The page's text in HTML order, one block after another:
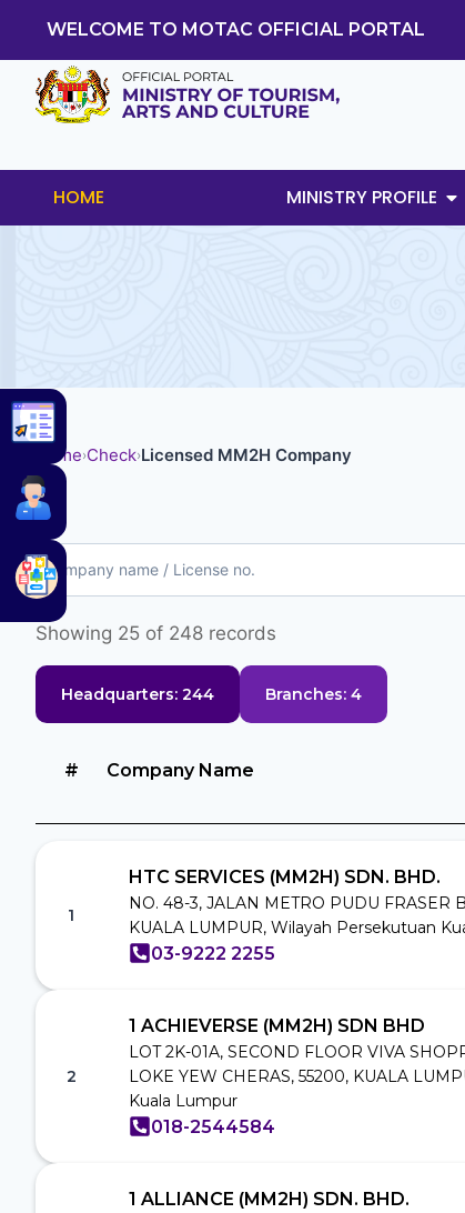
WELCOME TO MOTAC OFFICIAL PORTAL
HOME MINISTRY PROFILE
Home›Check›Licensed MM2H Company
Showing 25 of 248 records
Headquarters: 244 Branches: 4
# Company Name
1
HTC SERVICES (MM2H) SDN. BHD.
NO. 48-3, JALAN METRO PUDU FRASER
KUALA LUMPUR, Wilayah Persekutuan
03-9222 2255
2
1 ACHIEVERSE (MM2H) SDN BHD
LOT 2K-01A, SECOND FLOOR VIVA
LOKE YEW CHERAS, 55200, KUALA
Kuala Lumpur
018-2544584
1 ALLIANCE (MM2H) SDN. BHD.